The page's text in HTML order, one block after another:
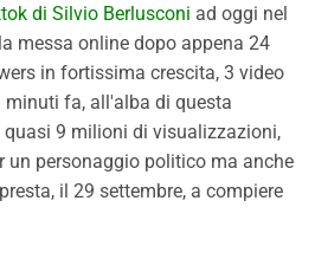
di Silvio Berlusconi ad oggi nel
messa online dopo appena 24
in fortissima crescita, 3 video
fa, all'alba di questa
9 milioni di visualizzazioni,
un personaggio politico ma anche
il 29 settembre, a compiere